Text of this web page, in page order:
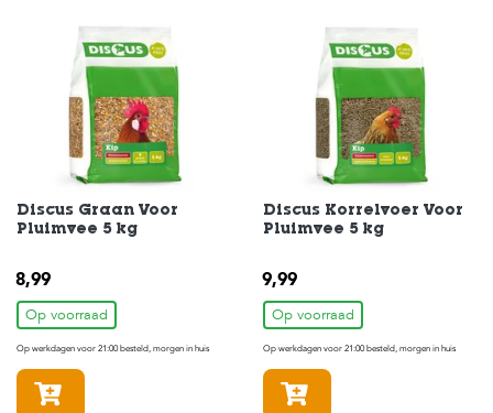
Discus Graan Voor
Pluimvee 5 kg
8,99
Op voorraad
Op werkdagen voor 21:00 besteld, morgen in huis
Discus Korrelvoer Voor
Pluimvee 5 kg
9,99
Op voorraad
Op werkdagen voor 21:00 besteld, morgen in huis